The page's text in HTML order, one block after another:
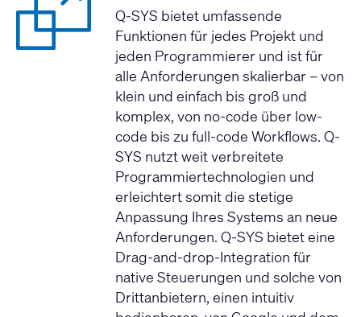
Q-SYS bietet umfassende
Funktionen für jedes Projekt und
jeden Programmierer und ist für
alle Anforderungen skalierbar – von
klein und einfach bis groß und
komplex, von no-code über low-
code bis zu full-code Workflows. Q-
SYS nutzt weit verbreitete
Programmiertechnologien und
erleichtert somit die stetige
Anpassung Ihres Systems an neue
Anforderungen. Q-SYS bietet eine
Drag-and-drop-Integration für
native Steuerungen und solche von
Drittanbietern, einen intuitiv